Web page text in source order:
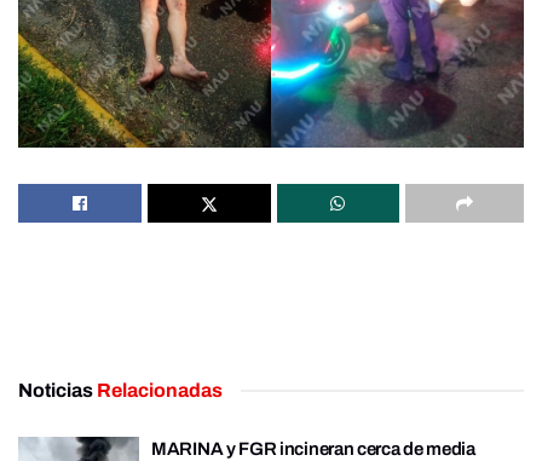
Noticias Relacionadas
MARINA y FGR incineran cerca de media